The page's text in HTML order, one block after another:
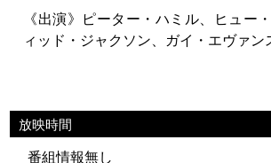
《出演》ピーター・ハミル、ヒュー
ィッド・ジャクソン、ガイ・エヴァン
放映時間
番組情報無し